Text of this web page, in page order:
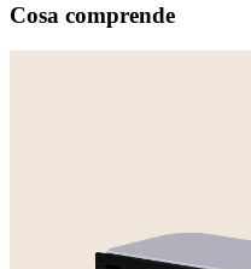
Cosa comprende